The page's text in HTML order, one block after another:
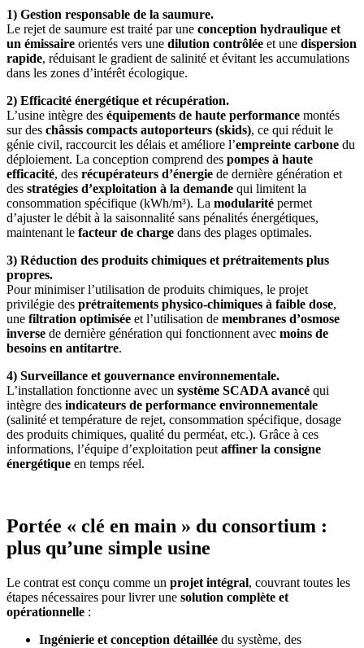
1) Gestion responsable de la saumure.
Le rejet de saumure est traité par une conception hydraulique et
un émissaire orientés vers une dilution contrôlée et une dispersion
rapide, réduisant le gradient de salinité et évitant les accumulations
dans les zones d’intérêt écologique.
2) Efficacité énergétique et récupération.
L’usine intègre des équipements de haute performance montés
sur des châssis compacts autoporteurs (skids), ce qui réduit le
génie civil, raccourcit les délais et améliore l’empreinte carbone du
déploiement. La conception comprend des pompes à haute
efficacité, des récupérateurs d’énergie de dernière génération et
des stratégies d’exploitation à la demande qui limitent la
consommation spécifique (kWh/m³). La modularité permet
d’ajuster le débit à la saisonnalité sans pénalités énergétiques,
maintenant le facteur de charge dans des plages optimales.
3) Réduction des produits chimiques et prétraitements plus
propres.
Pour minimiser l’utilisation de produits chimiques, le projet
privilégie des prétraitements physico-chimiques à faible dose,
une filtration optimisée et l’utilisation de membranes d’osmose
inverse de dernière génération qui fonctionnent avec moins de
besoins en antitartre.
4) Surveillance et gouvernance environnementale.
L’installation fonctionne avec un système SCADA avancé qui
intègre des indicateurs de performance environnementale
(salinité et température de rejet, consommation spécifique, dosage
des produits chimiques, qualité du perméat, etc.). Grâce à ces
informations, l’équipe d’exploitation peutaffiner la consigne
énergétique en temps réel.
Portée « clé en main » du consortium :
plus qu’une simple usine
Le contrat est conçu comme un projet intégral, couvrant toutes les
étapes nécessaires pour livrer une solution complète et
opérationnelle :
Ingénierie et conception détaillée du système, des